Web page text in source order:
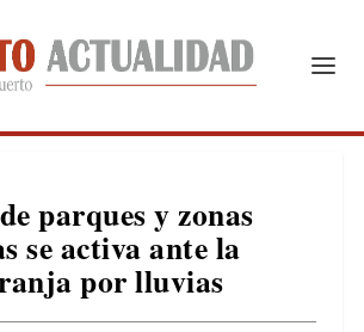
parques y zonas
se activa ante la
por lluvias